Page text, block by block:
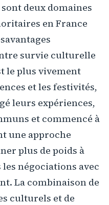
deux domaines
en France
survie culturelle
le plus vivement
et les festivités,
leurs expériences,
et commencé à
une approche
plus de poids à
négociations avec
La combinaison de
culturels et de